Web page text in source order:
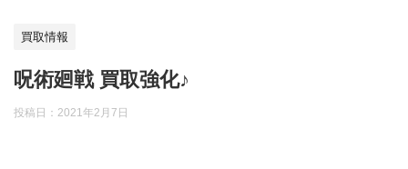
買取情報
呪術廻戦 買取強化♪
投稿日： 2021年2月7日